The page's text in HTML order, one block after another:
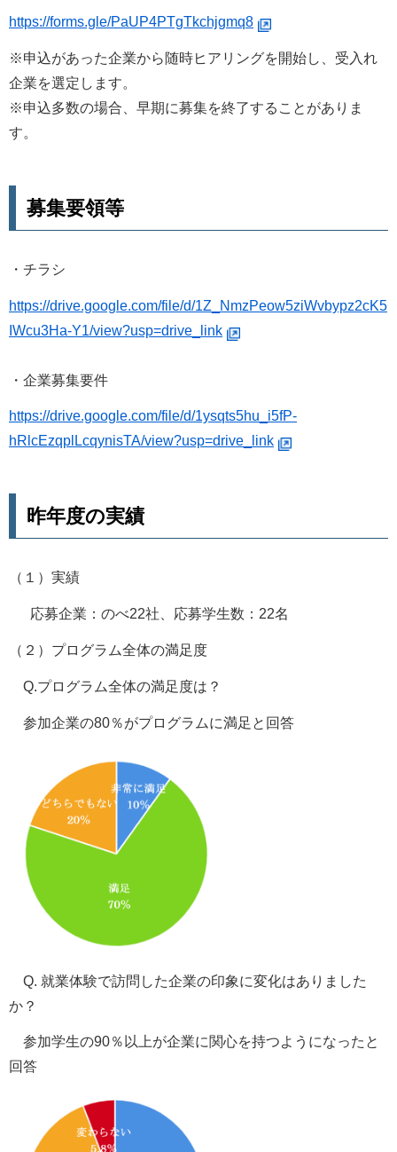
https://forms.gle/PaUP4PTgTkchjgmq8
※申込があった企業から随時ヒアリングを開始し、受入れ
企業を選定します。
※申込多数の場合、早期に募集を終了することがありま
す。
募集要領等
・チラシ
https://drive.google.com/file/d/1Z_NmzPeow5ziWvbypz2cK5
IWcu3Ha-Y1/view?usp=drive_link
・企業募集要件
https://drive.google.com/file/d/1ysqts5hu_i5fP-
hRlcEzqplLcqynisTA/view?usp=drive_link
昨年度の実績
（１）実績
応募企業：のべ22社、応募学生数：22名
（２）プログラム全体の満足度
Q.プログラム全体の満足度は？
参加企業の80％がプログラムに満足と回答
Q. 就業体験で訪問した企業の印象に変化はありました
か？
参加学生の90％以上が企業に関心を持つようになったと
回答